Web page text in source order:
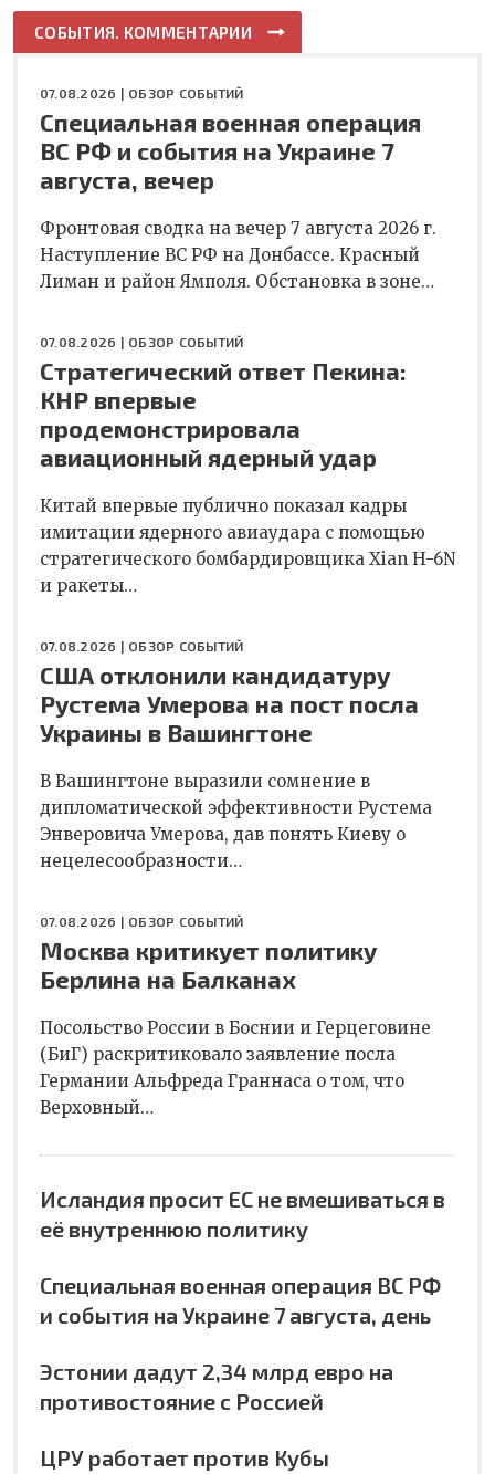
СОБЫТИЯ. КОММЕНТАРИИ
07.08.2026 | ОБЗОР СОБЫТИЙ
Специальная военная операция
ВС РФ и события на Украине 7
августа, вечер
Фронтовая сводка на вечер 7 августа 2026 г.
Наступление ВС РФ на Донбассе. Красный
Лиман и район Ямполя. Обстановка в зоне…
07.08.2026 | ОБЗОР СОБЫТИЙ
Стратегический ответ Пекина:
КНР впервые
продемонстрировала
авиационный ядерный удар
Китай впервые публично показал кадры
имитации ядерного авиаудара с помощью
стратегического бомбардировщика Xian H-6N
и ракеты…
07.08.2026 | ОБЗОР СОБЫТИЙ
США отклонили кандидатуру
Рустема Умерова на пост посла
Украины в Вашингтоне
В Вашингтоне выразили сомнение в
дипломатической эффективности Рустема
Энверовича Умерова, дав понять Киеву о
нецелесообразности…
07.08.2026 | ОБЗОР СОБЫТИЙ
Москва критикует политику
Берлина на Балканах
Посольство России в Боснии и Герцеговине
(БиГ) раскритиковало заявление посла
Германии Альфреда Граннаса о том, что
Верховный…
Исландия просит ЕС не вмешиваться в
её внутреннюю политику
Специальная военная операция ВС РФ
и события на Украине 7 августа, день
Эстонии дадут 2,34 млрд евро на
противостояние с Россией
ЦРУ работает против Кубы